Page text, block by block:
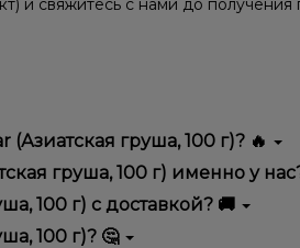
и свяжитесь с нами до получения
груша, 100 г)? 🔥
качеством, удобством
груша, 100 г) именно у
выгодные цены и быструю
100 г) с доставкой? 🚚
100 г)? 🤔